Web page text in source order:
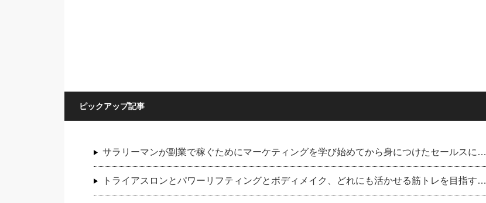
ピックアップ記事
サラリーマンが副業で稼ぐためにマーケティングを学び始めてから身につけたセールスに…
トライアスロンとパワーリフティングとボディメイク、どれにも活かせる筋トレを目指す…